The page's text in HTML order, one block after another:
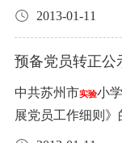
年每月食堂食品投标表 类别：水果 品名 规格 品
供应量 单价 金额 苹果 斤 2400 香蕉 斤 1500 甘蔗 斤 800 柑
橘 斤 1200 小番茄 斤 800 西瓜 斤 2200 香瓜 斤 1500 哈密瓜
斤 1500 合计 说明： 1、本次投标中标价精确到角（0.1
元）。 2、食品招标具体要求见说明书，请各投标人详细了
学教育集团2015年每月食
油 品名 规格 品牌 单位 月供应量 单价 金额 大米 斤 22000
1、本次投标中标价精确
要求见说明书，请各投标
发，1500元生活
位津贴停发，
假、婚丧假、产
贴全额发放。 【“岗位津贴”是指70%基础性绩效工资中与
998.8.1参加工作
核在岗状况以及
结果，按月统一发放基础性
性绩效工资： 1、专项津贴： （1）班主任津贴： 逐月测
算，共计10个月，
元、副班主任100
用，牢记不吃生的
庆沂、王 省、莫莉萍、严 冰、马文俊、康晶晶、胡宏南、
董卫红、奚雪慧、钱春亚
星 4、吴江明珠学校 谈文化、赵 洪、许春肄、丁 梅 5、本
新党员质量，现将
见。 姓名 出生年月 参加工作时间 学历 职称 所属支部 申请
部 2004.03 陆文红 1974.12 1995.08 硕士 中高 市实小本部第
二支部 1993.04 王静(语) 1979.11 1999.08 本科 小高 市实小
2013-01-11
预备党员转正公
中共苏州市实验小
展党员工作细则
党委下属支部近期